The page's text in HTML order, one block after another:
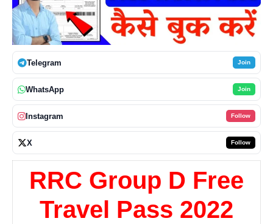
Telegram Join
WhatsApp Join
Instagram Follow
X Follow
RRC Group D Free
Travel Pass 2022